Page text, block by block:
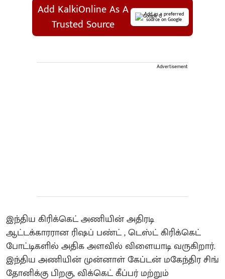
Add KalkiOnline As A
Trusted Source
Add as a preferred
source on Google
Advertisement
இந்திய கிரிக்கெட் அணியின் அதிரடி
ஆட்டக்காரரான ரிஷப் பண்ட் , டெஸ்ட் கிரிக்கெட்
போட்டிகளில் அதிக அளவில் விளையாடி வருகிறார்.
இந்திய அணியின் முன்னாள் கேப்டன் மகேந்திர சிங்
தோனிக்கு பிறகு, விக்கெட் கீப்பர் மற்றும்